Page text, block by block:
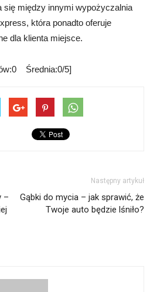
się między innymi wypożyczalnia
która ponadto oferuje
dla klienta miejsce.
Średnia:0/5]
–
Następny artykuł
Gąbki do mycia – jak sprawić, że
Twoje auto będzie lśniło?